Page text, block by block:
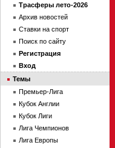
Трасферы лето-2026
Архив новостей
Ставки на спорт
Поиск по сайту
Регистрация
Вход
Темы
Премьер-Лига
Кубок Англии
Кубок Лиги
Лига Чемпионов
Лига Европы